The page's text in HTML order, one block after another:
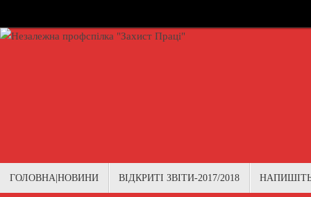
to
content
ГОЛОВНА|НОВИНИ ВІДКРИТІ ЗВІТИ-2017/2018